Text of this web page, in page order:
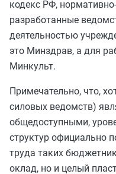
кодекс РФ,
разработанные
деятельностью
это Минздрав, а для
Минкульт.
Примечательно, что,
силовых ведомств)
общедоступными,
структур официально
труда таких
оклад, но и целый